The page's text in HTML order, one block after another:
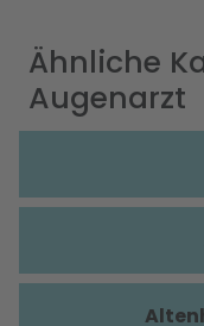
Ähnliche
Augenarzt